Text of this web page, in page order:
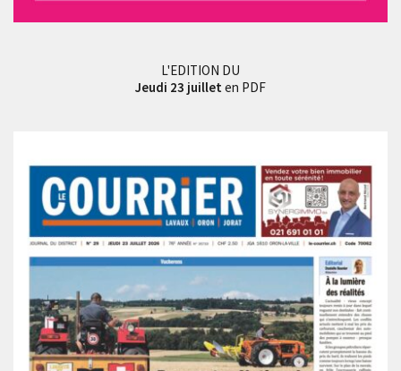
L'EDITION DU
Jeudi 23 juillet en PDF